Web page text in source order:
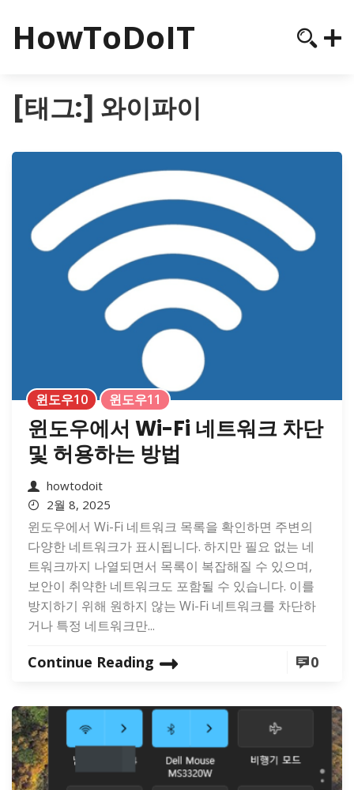
HowToDoIT
[태그:] 와이파이
윈도우10 윈도우11
윈도우에서 Wi-Fi 네트워크 차단
및 허용하는 방법
howtodoit
2월 8, 2025
윈도우에서 Wi-Fi 네트워크 목록을 확인하면 주변의
다양한 네트워크가 표시됩니다. 하지만 필요 없는 네
트워크까지 나열되면서 목록이 복잡해질 수 있으며,
보안이 취약한 네트워크도 포함될 수 있습니다. 이를
방지하기 위해 원하지 않는 Wi-Fi 네트워크를 차단하
거나 특정 네트워크만...
Continue Reading 0